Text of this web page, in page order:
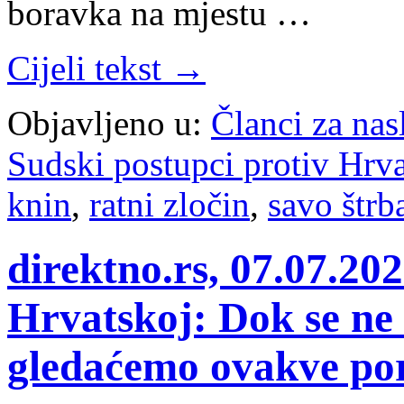
boravka na mjestu …
Cijeli tekst →
Objavljeno u: Članci za
Sudski postupci protiv
knin, ratni zločin, savo
direktno.rs,
Hrvatskoj: Dok se
gledaćemo ovakve